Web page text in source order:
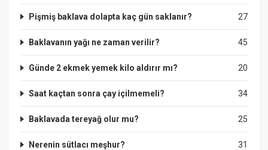
27
Pişmiş baklava dolapta kaç gün saklanır?
45
Baklavanın yağı ne zaman verilir?
20
Günde 2 ekmek yemek kilo aldırır mı?
34
Saat kaçtan sonra çay içilmemeli?
25
Baklavada tereyağ olur mu?
31
Nerenin sütlacı meşhur?